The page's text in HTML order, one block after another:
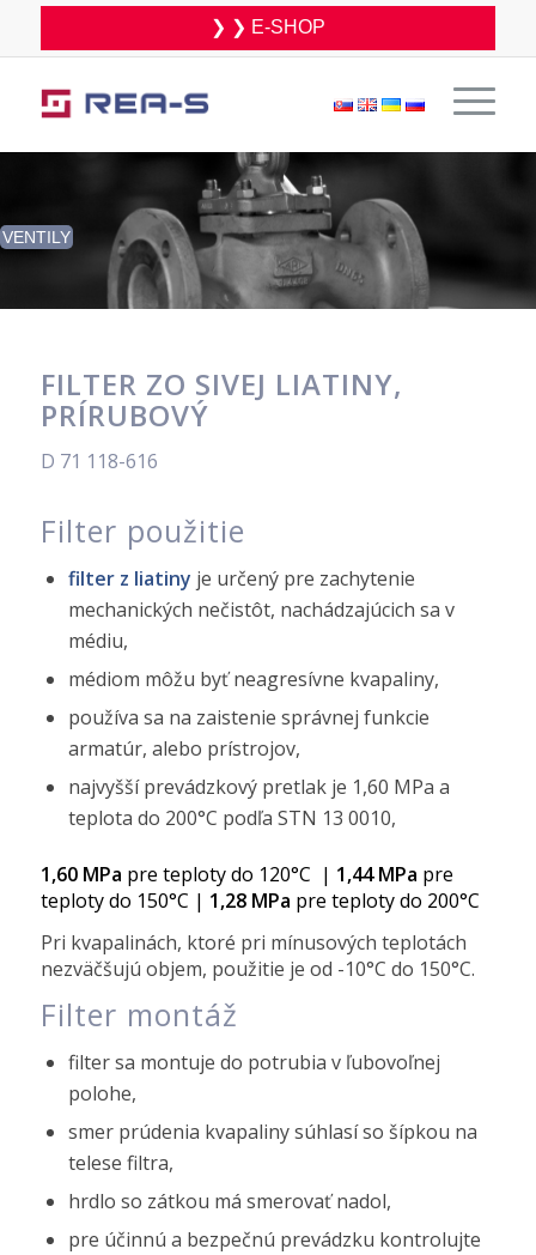
❯ ❯ E-SHOP
VENTILY
FILTER ZO SIVEJ LIATINY,
PRÍRUBOVÝ
D 71 118-616
Filter použitie
filter z liatiny je určený pre zachytenie
mechanických nečistôt, nachádzajúcich sa v
médiu,
médiom môžu byť neagresívne kvapaliny,
používa sa na zaistenie správnej funkcie
armatúr, alebo prístrojov,
najvyšší prevádzkový pretlak je 1,60 MPa a
teplota do 200°C podľa STN 13 0010,
1,60 MPa pre teploty do 120°C | 1,44 MPa pre
teploty do 150°C | 1,28 MPa pre teploty do 200°C
Pri kvapalinách, ktoré pri mínusových teplotách
nezväčšujú objem, použitie je od -10°C do 150°C.
Filter montáž
filter sa montuje do potrubia v ľubovoľnej
polohe,
smer prúdenia kvapaliny súhlasí so šípkou na
telese filtra,
hrdlo so zátkou má smerovať nadol,
pre účinnú a bezpečnú prevádzku kontrolujte